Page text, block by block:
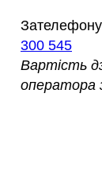
300 545
Вартість
оператора